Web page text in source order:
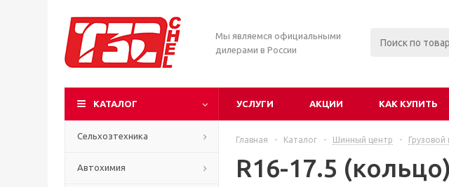
Мы являемся официальными
дилерами в России
КАТАЛОГ УСЛУГИ АКЦИИ КАК КУПИТЬ
Сельхозтехника
Автохимия
Главная - Каталог - Шинный центр -
R16-17.5